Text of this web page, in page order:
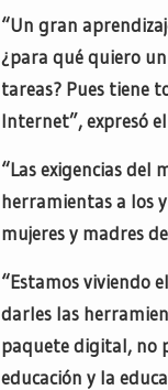
“Un gran
¿para qué quiero
tareas? Pues tiene
Internet”, expresó
“Las exigencias
herramientas a los
mujeres y madres
“Estamos viviendo
darles las
paquete digital, no
educación y la